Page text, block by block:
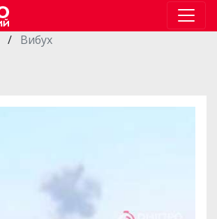
/ Вибух